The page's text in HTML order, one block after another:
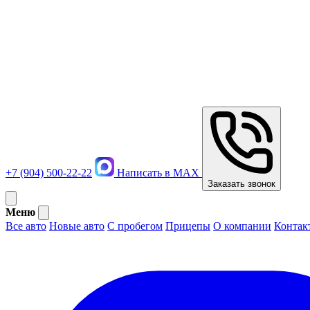
+7 (904) 500-22-22 Написать в MAX
Заказать звонок
Меню
Все авто Новые авто С пробегом Прицепы О компании